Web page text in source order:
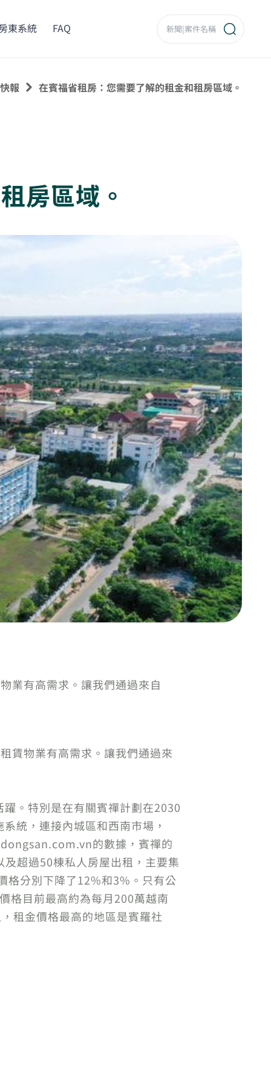
東系統 FAQ
報 在賓福省租房：您需要了解的租金和租房區域。
房區域。
業有高需求。讓我們通過來自
賃物業有高需求。讓我們通過來
。特別是在有關賓禪計劃在2030
統，連接內城區和西南市場，
的數據，賓禪的
超過50棟私人房屋出租，主要集
格分別下降了12%和3%。只有公
格目前最高約為每月200萬越南
租金價格最高的地區是賓羅社